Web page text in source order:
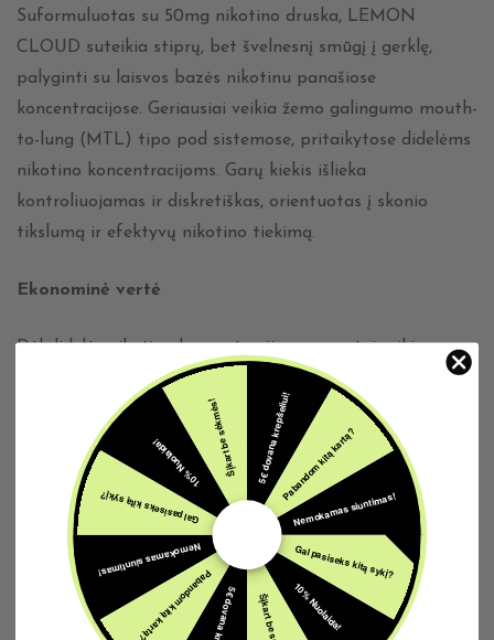
Suformuluotas su 50mg nikotino druska, LEMON
CLOUD suteikia stiprų, bet švelnesnį smūgį į gerklę,
palyginti su laisvos bazės nikotinu panašiose
koncentracijose. Geriausiai veikia žemo galingumo mouth-
to-lung (MTL) tipo pod sistemose, pritaikytose didelėms
nikotino koncentracijoms. Garų kiekis išlieka
kontroliuojamas ir diskretiškas, orientuotas į skonio
tikslumą ir efektyvų nikotino tiekimą.
Ekonominė vertė
Dėl didelės nikotino koncentracijos paprastai reikia
mažiau įtraukimų norint pasiekti pasitenkinimą, todėl tai
efektyvus pasirinkimas nuolatiniams vartotojams.
Naudojant su suderinamais įrenginiais, formulė palaiko
stabilią kaitinimo galvutės veiklą ir pastovų skonio
išgavimą.
Profesionalo patarimas
Po užpildymo leiskite kaitinimo galvutei pilnai prisigerti
5€ dovana krepšeliui!Pabandom kitą kartą?
Nemokamas siuntimas!
Gal pasiseks kitą sykį?
10% Nuolaida!
Pabandom kitą kartą?
Nemokamas siuntimas!
Gal pasiseks kitą sykį?
10% Nuolaida!Šįkart be sėkmės!